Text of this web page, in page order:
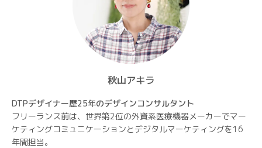
秋山アキラ
DTPデザイナー歴25年のデザインコンサルタント
フリーランス前は、世界第2位の外資系医療機器メーカーでマー
ケティングコミュニケーションとデジタルマーケティングを16
年間担当。